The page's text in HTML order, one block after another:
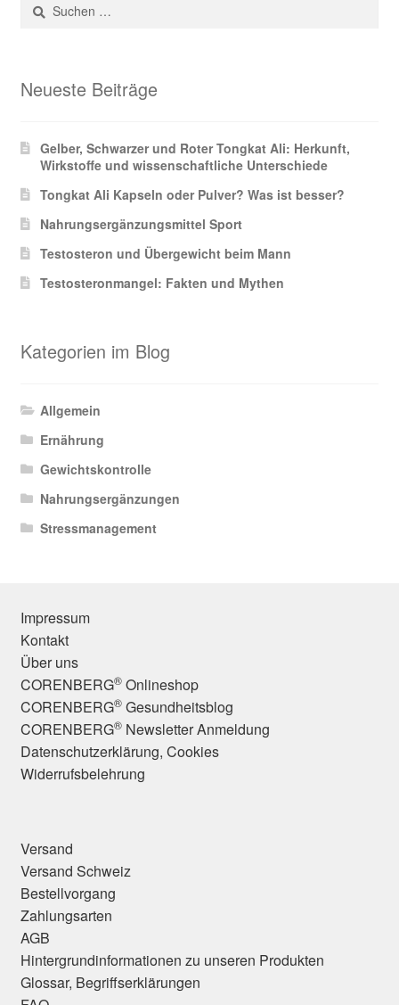
nach:
Neueste Beiträge
Gelber, Schwarzer und Roter Tongkat Ali: Herkunft,
Wirkstoffe und wissenschaftliche Unterschiede
Tongkat Ali Kapseln oder Pulver? Was ist besser?
Nahrungsergänzungsmittel Sport
Testosteron und Übergewicht beim Mann
Testosteronmangel: Fakten und Mythen
Kategorien im Blog
Allgemein
Ernährung
Gewichtskontrolle
Nahrungsergänzungen
Stressmanagement
Impressum
Kontakt
Über uns
CORENBERG®Onlineshop
CORENBERG®Gesundheitsblog
CORENBERG®Newsletter Anmeldung
Datenschutzerklärung, Cookies
Widerrufsbelehrung
Versand
Versand Schweiz
Bestellvorgang
Zahlungsarten
AGB
Hintergrundinformationen zu unseren Produkten
Glossar, Begriffserklärungen